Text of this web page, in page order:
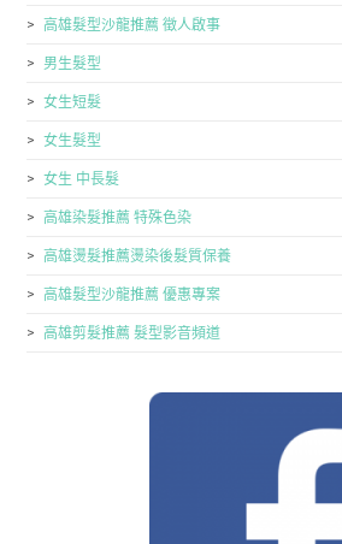
高雄髮型沙龍推薦 徵人啟事
男生髮型
女生短髮
女生髮型
女生 中長髮
高雄染髮推薦 特殊色染
高雄燙髮推薦燙染後髮質保養
高雄髮型沙龍推薦 優惠專案
高雄剪髮推薦 髮型影音頻道